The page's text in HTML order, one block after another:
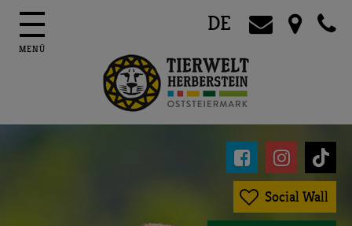
DE
  
 Social Wall